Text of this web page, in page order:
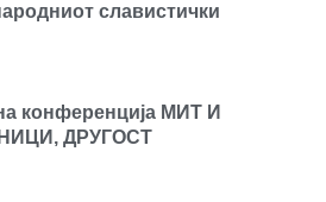
славистички
конференција МИТ И
ДРУГОСТ